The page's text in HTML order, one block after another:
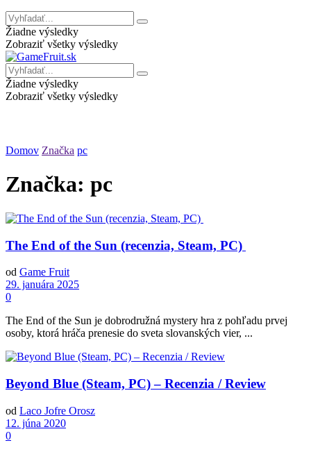
Žiadne výsledky
Zobraziť všetky výsledky
Žiadne výsledky
Zobraziť všetky výsledky
Domov Značka pc
Značka: pc
The End of the Sun (recenzia, Steam, PC)
od Game Fruit
29. januára 2025
0
The End of the Sun je dobrodružná mystery hra z pohľadu prvej
osoby, ktorá hráča prenesie do sveta slovanských vier, ...
Beyond Blue (Steam, PC) – Recenzia / Review
od Laco Jofre Orosz
12. júna 2020
0